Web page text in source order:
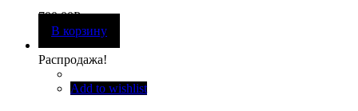
700,00Р
В корзину
Распродажа!
Add to wishlist